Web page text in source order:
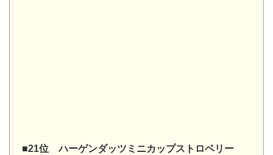
■21位 ハーゲンダッツミニカップストロベリー